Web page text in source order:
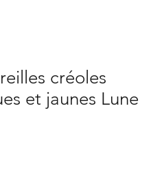
créoles
et jaunes Lune